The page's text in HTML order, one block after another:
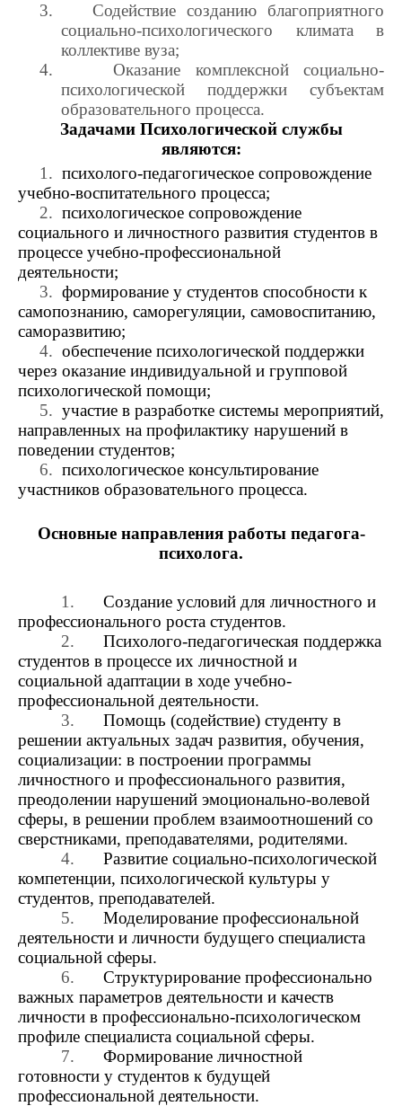
3.
Содействие созданию благоприятного
социально-психологического климата в
коллективе вуза;
4.
Оказание комплексной социально-
психологической поддержки субъектам
образовательного процесса.
Задачами Психологической службы
являются:
1. психолого-педагогическое сопровождение
учебно-воспитательного процесса;
2. психологическое сопровождение
социального и личностного развития студентов в
процессе учебно-профессиональной
деятельности;
3. формирование у студентов способности к
самопознанию, саморегуляции, самовоспитанию,
саморазвитию;
4. обеспечение психологической поддержки
через оказание индивидуальной и групповой
психологической помощи;
5. участие в разработке системы мероприятий,
направленных на профилактику нарушений в
поведении студентов;
6. психологическое консультирование
участников образовательного процесса.
Основные направления работы педагога-
психолога.
1.
Создание условий для личностного и
профессионального роста студентов.
2.
Психолого-педагогическая поддержка
студентов в процессе их личностной и
социальной адаптации в ходе учебно-
профессиональной деятельности.
3.
Помощь (содействие) студенту в
решении актуальных задач развития, обучения,
социализации: в построении программы
личностного и профессионального развития,
преодолении нарушений эмоционально-волевой
сферы, в решении проблем взаимоотношений со
сверстниками, преподавателями, родителями.
4.
Развитие социально-психологической
компетенции, психологической культуры у
студентов, преподавателей.
5.
Моделирование профессиональной
деятельности и личности будущего специалиста
социальной сферы.
6.
Структурирование профессионально
важных параметров деятельности и качеств
личности в профессионально-психологическом
профиле специалиста социальной сферы.
7.
Формирование личностной
готовности у студентов к будущей
профессиональной деятельности.